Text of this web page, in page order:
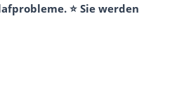
⭐ Sie werden